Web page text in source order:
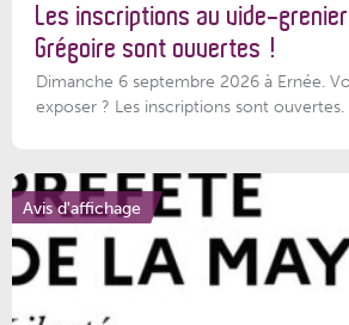
Les inscriptions au vide-
Grégoire sont ouvertes !
Dimanche 6 septembre 2026 à Ernée.
exposer ? Les inscriptions sont
Avis d'affichage